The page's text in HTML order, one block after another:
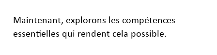
Maintenant, explorons les compétences
essentielles qui rendent cela possible.